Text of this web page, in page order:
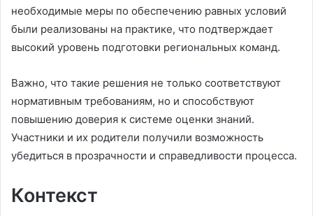
необходимые меры по обеспечению равных условий
были реализованы на практике, что подтверждает
высокий уровень подготовки региональных команд.
Важно, что такие решения не только соответствуют
нормативным требованиям, но и способствуют
повышению доверия к системе оценки знаний.
Участники и их родители получили возможность
убедиться в прозрачности и справедливости процесса.
Контекст